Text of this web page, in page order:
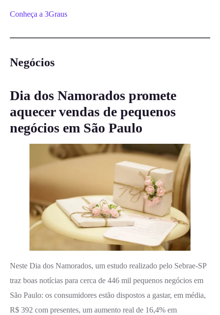
Conheça a 3Graus
Negócios
Dia dos Namorados promete
aquecer vendas de pequenos
negócios em São Paulo
Neste Dia dos Namorados, um estudo realizado pelo Sebrae-SP
traz boas notícias para cerca de 446 mil pequenos negócios em
São Paulo: os consumidores estão dispostos a gastar, em média,
R$ 392 com presentes, um aumento real de 16,4% em